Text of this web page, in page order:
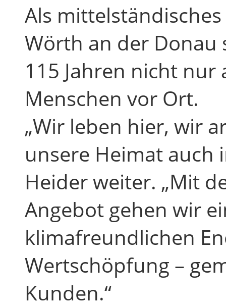
Als
Wörth an der Donau
115 Jahren nicht
Menschen vor Ort.
„Wir leben hier, wir
unsere Heimat auch
Heider weiter. „Mit
Angebot gehen wir
klimafreundlichen
Wertschöpfung –
Kunden.“